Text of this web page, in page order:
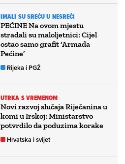
IMALI SU SREĆU U NESREČI
PEĆINE Na ovom mjestu
stradali su maloljetnici: Cijel
ostao samo grafit ‘Armada
Pećine’
Rijeka i PGŽ
UTRKA S VREMENOM
Novi razvoj slučaja Riječanina u
komi u Irskoj: Ministarstvo
potvrdilo da poduzima korake
Hrvatska i svijet